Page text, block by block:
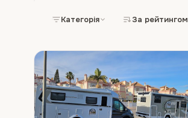
Категорія За рейтингом